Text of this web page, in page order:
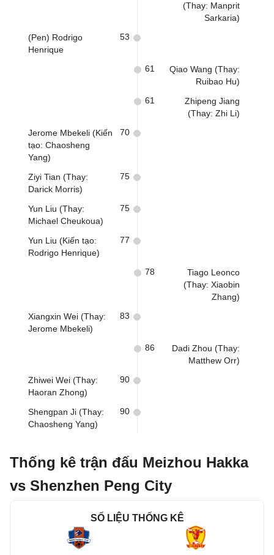
(Thay: Manprit
Sarkaria)
(Pen) Rodrigo
Henrique
53
Qiao Wang (Thay:
Ruibao Hu)
61
Zhipeng Jiang
(Thay: Zhi Li)
61
Jerome Mbekeli (Kiến
tạo: Chaosheng
Yang)
70
Ziyi Tian (Thay:
Darick Morris)
75
Yun Liu (Thay:
Michael Cheukoua)
75
Yun Liu (Kiến tạo:
Rodrigo Henrique)
77
Tiago Leonco
(Thay: Xiaobin
Zhang)
78
Xiangxin Wei (Thay:
Jerome Mbekeli)
83
Dadi Zhou (Thay:
Matthew Orr)
86
Zhiwei Wei (Thay:
Haoran Zhong)
90
Shengpan Ji (Thay:
Chaosheng Yang)
90
Thống kê trận đấu Meizhou Hakka
vs Shenzhen Peng City
SỐ LIỆU THỐNG KÊ